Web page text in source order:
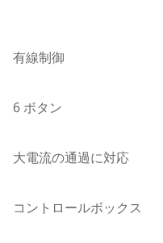
有線制御
6 ボタン
大電流の通過に対応
コントロールボックス